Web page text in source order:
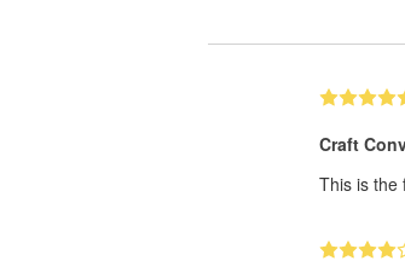
Craft
This is the